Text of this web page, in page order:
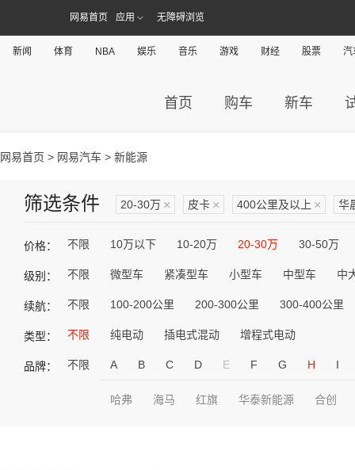
网易首页 应用 无障碍浏览
新闻 体育 NBA 娱乐 音乐 游戏 财经 股票 汽
首页 购车 新车
网易首页 > 网易汽车 > 新能源
筛选条件 20-30万 × 皮卡 × 400公里及以上 × 华
价格： 不限 10万以下 10-20万 20-30万 30-50万
级别： 不限 微型车 紧凑型车 小型车 中型车 中
续航： 不限 100-200公里 200-300公里 300-400公里
类型： 不限 纯电动 插电式混动 增程式电动
品牌： 不限 A B C D E F G H I
哈弗 海马 红旗 华泰新能源 合创